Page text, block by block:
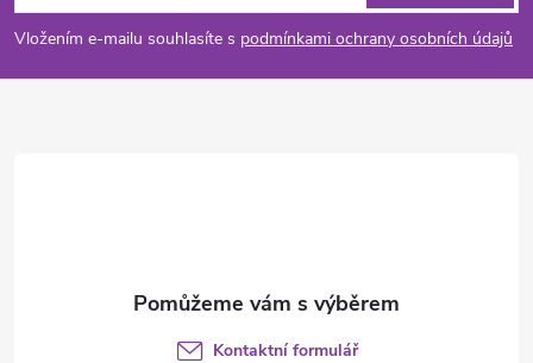
p
a
Vložením e-mailu souhlasíte s podmínkami ochrany osobních údajů
Kontaktní formulář